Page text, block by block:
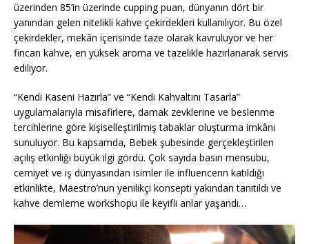
üzerinden 85’in üzerinde cupping puan, dünyanın dört bir
yanından gelen nitelikli kahve çekirdekleri kullanılıyor. Bu özel
çekirdekler, mekân içerisinde taze olarak kavruluyor ve her
fincan kahve, en yüksek aroma ve tazelikle hazırlanarak servis
ediliyor.
“Kendi Kaseni Hazırla” ve “Kendi Kahvaltını Tasarla”
uygulamalarıyla misafirlere, damak zevklerine ve beslenme
tercihlerine göre kişiselleştirilmiş tabaklar oluşturma imkânı
sunuluyor. Bu kapsamda, Bebek şubesinde gerçekleştirilen
açılış etkinliği büyük ilgi gördü. Çok sayıda basın mensubu,
cemiyet ve iş dünyasından isimler ile influencerın katıldığı
etkinlikte, Maestro’nun yenilikçi konsepti yakından tanıtıldı ve
kahve demleme workshopu ile keyifli anlar yaşandı…